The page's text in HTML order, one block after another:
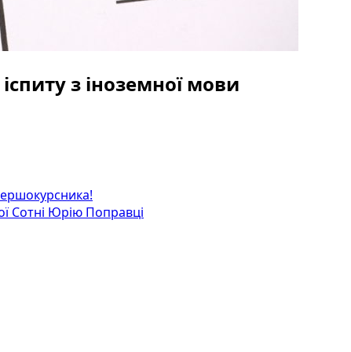
з іноземної мови
Сотні Юрію Поправці